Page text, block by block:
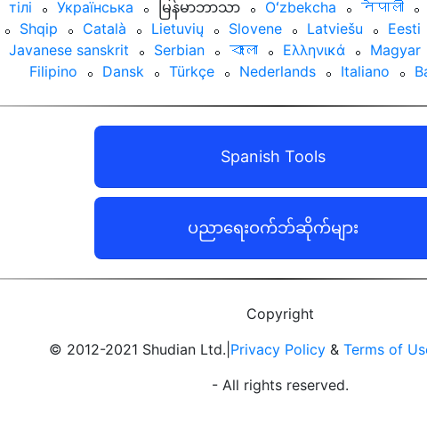
тілі
⚬ Українська ⚬ မြန်မာဘာသာ ⚬ Oʻzbekcha ⚬ नेपाली ⚬
⚬ Shqip ⚬ Català ⚬ Lietuvių ⚬ Slovene ⚬ Latviešu ⚬ Eesti
Javanese sanskrit ⚬ Serbian ⚬ বাংলা ⚬ Ελληνικά ⚬ Magyar
Filipino
⚬ Dansk ⚬ Türkçe ⚬ Nederlands ⚬ Italiano ⚬
Spanish Tools
ပညာရေးဝက်ဘ်ဆိုက်များ
Copyright
© 2012-2021 Shudian Ltd.| Privacy Policy & Terms of
- All rights reserved.